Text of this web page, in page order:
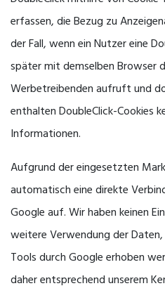
erfassen, die Bezug zu
der Fall, wenn ein Nutzer eine
später mit demselben Browser
Werbetreibenden aufruft und
enthalten DoubleClick-Cookies
Informationen.
Aufgrund der eingesetzten
automatisch eine direkte
Google auf. Wir haben keinen
weitere Verwendung der
Tools durch Google erhoben
daher entsprechend unserem